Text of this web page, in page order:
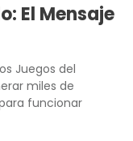
El Mensaje
Juegos del
miles de
funcionar